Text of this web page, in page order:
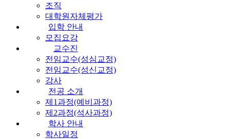
조직
대학원자체평가
입학 안내
모집요강
교수진
전임교수(성심교정)
전임교수(성신교정)
강사
전공 소개
제1과정(예비과정)
제2과정(석사과정)
학사 안내
학사일정